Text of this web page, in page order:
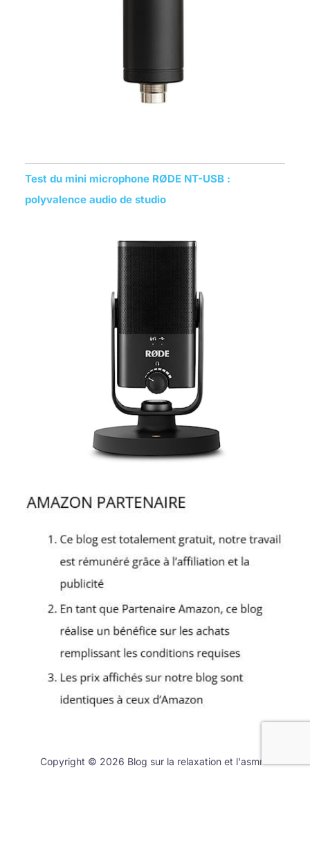
Test du mini microphone RØDE NT-USB :
polyvalence audio de studio
Copyright © 2026 Blog sur la relaxation et l'asmr -